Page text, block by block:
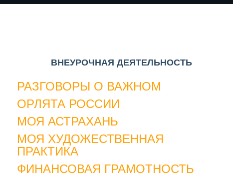
ВНЕУРОЧНАЯ ДЕЯТЕЛЬНОСТЬ
РАЗГОВОРЫ О ВАЖНОМ
ОРЛЯТА РОССИИ
МОЯ АСТРАХАНЬ
МОЯ ХУДОЖЕСТВЕННАЯ
ПРАКТИКА
ФИНАНСОВАЯ ГРАМОТНОСТЬ